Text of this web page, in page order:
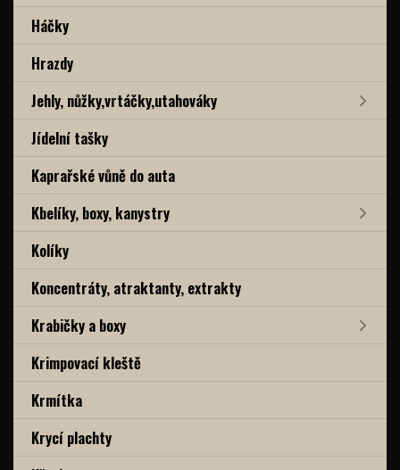
Háčky
Hrazdy
Jehly, nůžky,vrtáčky,utahováky
Jídelní tašky
Kaprařské vůně do auta
Kbelíky, boxy, kanystry
Kolíky
Koncentráty, atraktanty, extrakty
Krabičky a boxy
Krimpovací kleště
Krmítka
Krycí plachty